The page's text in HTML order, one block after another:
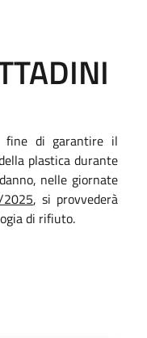
fine di garantire il
plastica durante
nelle giornate
, si provvederà
di rifiuto.